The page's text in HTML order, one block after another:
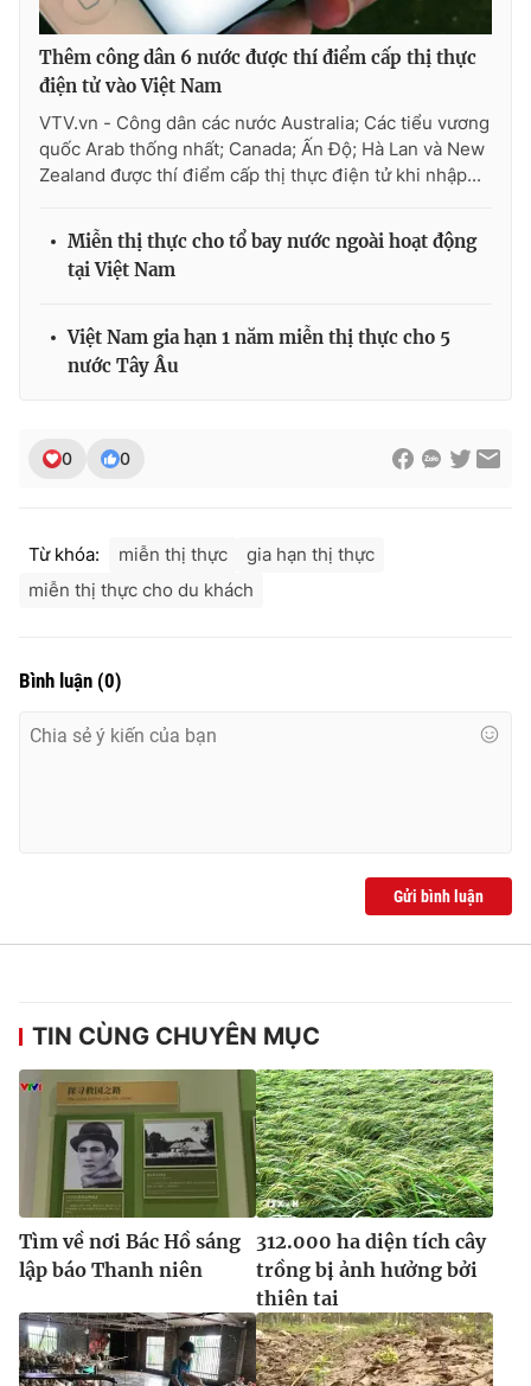
THỜI BÁO VTV
Theo dõi báo trên
Cơ quan báo chí:Thời báo VTV
Giấy phép hoạt động báo in và báo điện tử số 483/GP-BTTTT
Phó Tổng Biên tập:
Nguyễn Thị Mỹ Hạnh, Phạm Quốc Thắng,
Ðiện thoại Thời báo VTV:
024.66 897 897
Email:
® Cấm sao chép dưới mọi hình thức nếu không có sự chấp
Thêm công dân 6 nước được thí điểm cấp thị thực
điện tử vào Việt Nam
VTV.vn - Công dân các nước Australia; Các tiểu vương
quốc Arab thống nhất; Canada; Ấn Độ; Hà Lan và New
Zealand được thí điểm cấp thị thực điện tử khi nhập...
Miễn thị thực cho tổ bay nước ngoài hoạt động
tại Việt Nam
Việt Nam gia hạn 1 năm miễn thị thực cho 5
nước Tây Âu
0 0
Từ khóa: miễn thị thực
gia hạn thị thực
miễn thị thực cho du khách
Bình luận (0)
Gửi bình luận
TIN CÙNG CHUYÊN MỤC
Tìm về nơi Bác Hồ sáng
lập báo Thanh niên
312.000 ha diện tích cây
trồng bị ảnh hưởng bởi
thiên tai